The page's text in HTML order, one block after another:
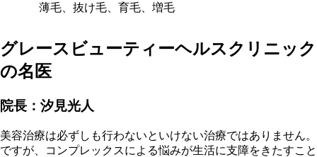
薄毛、抜け毛、育毛、増毛
グレースビューティーヘルスクリニック
の名医
院長：汐見光人
美容治療は必ずしも行わないといけない治療ではありません。
ですが、コンプレックスによる悩みが生活に支障をきたすこと